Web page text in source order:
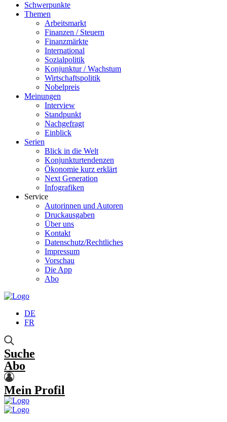
Schwerpunkte
Themen
Arbeitsmarkt
Finanzen / Steuern
Finanzmärkte
International
Sozialpolitik
Konjunktur / Wachstum
Wirtschaftspolitik
Nobelpreis
Meinungen
Interview
Standpunkt
Nachgefragt
Einblick
Serien
Blick in die Welt
Konjunkturtendenzen
Ökonomie kurz erklärt
Next Generation
Infografiken
Service
Autorinnen und Autoren
Druckausgaben
Über uns
Kontakt
Datenschutz/Rechtliches
Impressum
Vorschau
Die App
Abo
DE
FR
Suche
Abo
Mein Profil